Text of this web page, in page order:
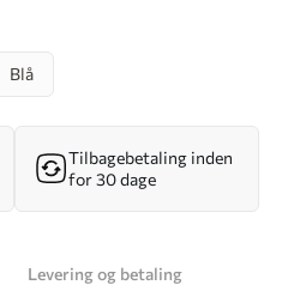
Blå
Tilbagebetaling inden
for 30 dage
Levering og betaling